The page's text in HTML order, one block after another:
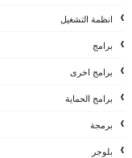
انظمة التشغيل
برامج
برامج اخرى
برامج الحماية
برمجة
بلوجر